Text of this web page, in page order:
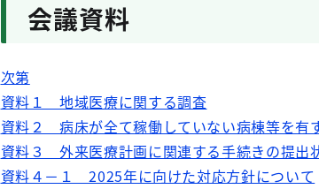
会議資料
次第
資料１ 地域医療に関する調査
資料２ 病床が全て稼働していない病棟等を有
資料３ 外来医療計画に関連する手続きの提出
資料４－１ 2025年に向けた対応方針について